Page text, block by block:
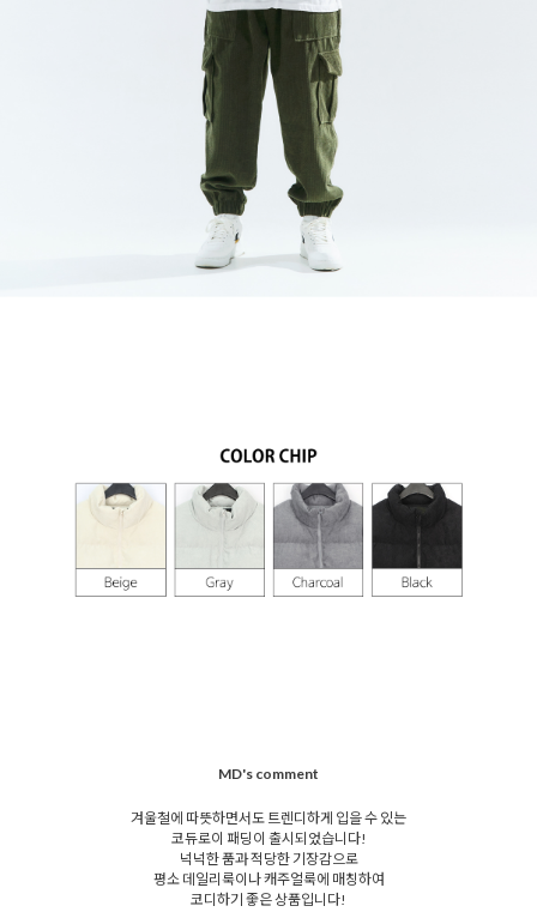
MD's comment
겨울철에 따뜻하면서도 트렌디하게 입을 수 있는
코듀로이 패딩이 출시되었습니다!
넉넉한 품과 적당한 기장감으로
평소 데일리룩이나 캐주얼룩에 매칭하여
코디하기 좋은 상품입니다!